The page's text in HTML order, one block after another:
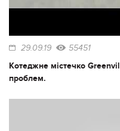
29.09.19 55451
Котеджне містечко
проблем.